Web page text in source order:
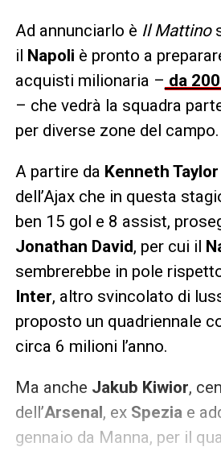
Ad annunciarlo è Il Mattino
il Napoli è pronto a
acquisti milionaria – da
– che vedrà la squadra
per diverse zone del campo.
A partire da Kenneth Taylor
dell’Ajax che in questa
ben 15 gol e 8 assist,
Jonathan David, per cui il
sembrerebbe in pole
Inter, altro svincolato di
proposto un quadriennale
circa 6 milioni l’anno.
Ma anche Jakub Kiwior,
dell’Arsenal, ex Spezia e
gennaio da Manna, per il